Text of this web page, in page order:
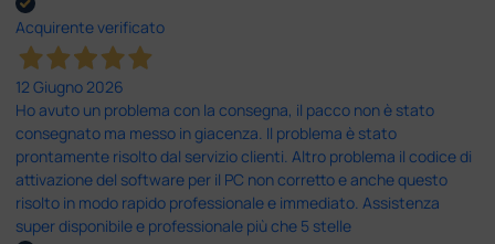
Acquirente verificato
12 Giugno 2026
Ho avuto un problema con la consegna, il pacco non è stato
consegnato ma messo in giacenza. Il problema è stato
prontamente risolto dal servizio clienti. Altro problema il codice di
attivazione del software per il PC non corretto e anche questo
risolto in modo rapido professionale e immediato. Assistenza
super disponibile e professionale più che 5 stelle